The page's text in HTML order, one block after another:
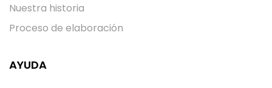
Nuestra historia
Proceso de elaboración
AYUDA